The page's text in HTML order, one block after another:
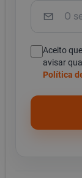
Aceito
avisar
Política